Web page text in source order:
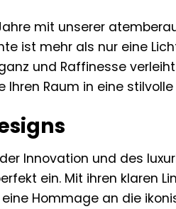
mit unserer
ist mehr als nur eine
und Raffinesse
Raum in eine stilvolle
Innovation und des
ein. Mit ihren klaren
Hommage an die